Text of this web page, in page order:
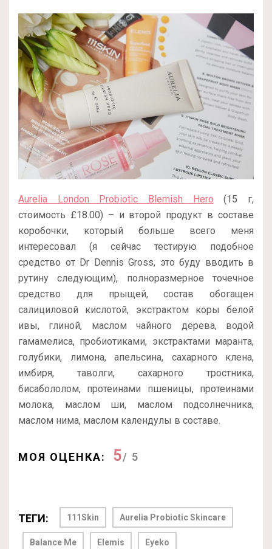
Aurelia London Probiotic Blemish Hero (15 г,
стоимость £18.00) – и второй продукт в составе
коробочки, который больше всего меня
интересовал (я сейчас тестирую подобное
средство от Dr Dennis Gross, это буду вводить в
рутину следующим), полноразмерное точечное
средство для прыщей, состав обогащен
салициловой кислотой, экстрактом коры белой
ивы, глиной, маслом чайного дерева, водой
гамамелиса, пробиотиками, экстрактами маранта,
голубики, лимона, апельсина, сахарного клена,
имбиря, таволги, сахарного тростника,
бисабололом, протеинами пшеницы, протеинами
молока, маслом ши, маслом подсолнечника,
маслом нима, маслом календулы в составе.
МОЯ ОЦЕНКА: 5/ 5
ТЕГИ: 111Skin Aurelia Probiotic Skincare
Balance Me Elemis Eyeko